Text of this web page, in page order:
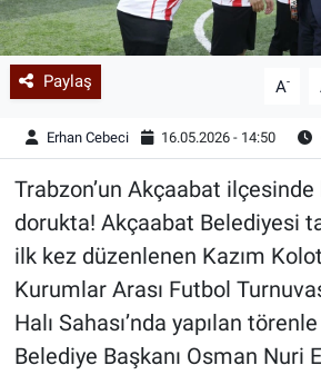
Paylaş A-
Erhan Cebeci 16.05.2026 - 14:50
Trabzon’un Akçaabat ilçesinde
dorukta! Akçaabat Belediyesi
ilk kez düzenlenen Kazım
Kurumlar Arası Futbol
Halı Sahası’nda yapılan
Belediye Başkanı Osman Nuri